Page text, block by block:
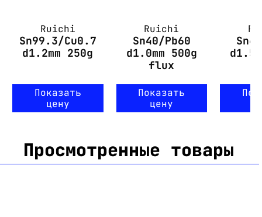
Ruichi
Sn99.3/Cu0.7
d1.2mm 250g
Показать
цену
Ruichi
Sn40/Pb60
d1.0mm 500g
flux
Показать
цену
Просмотренные товары